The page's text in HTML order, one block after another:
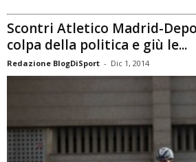
Scontri Atletico Madrid-
colpa della politica e giù le...
Redazione BlogDiSport - Dic 1, 2014